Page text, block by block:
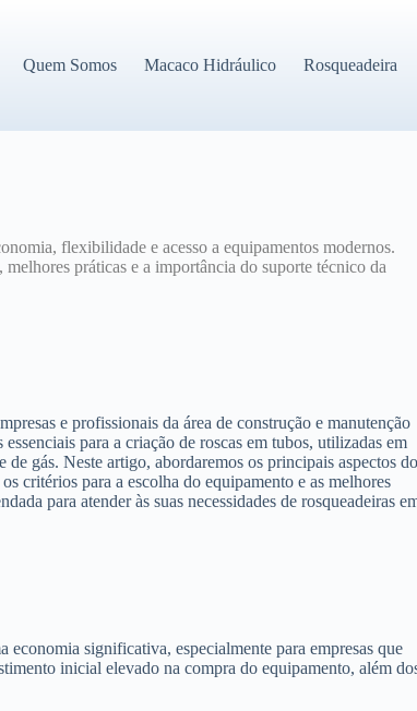
Quem Somos Macaco Hidráulico Rosqueadeira
flexibilidade e acesso a equipamentos modernos.
práticas e a importância do suporte técnico da
e profissionais da área de construção e manutenção
para a criação de roscas em tubos, utilizadas em
gás. Neste artigo, abordaremos os principais aspectos
critérios para a escolha do equipamento e as melhores
para atender às suas necessidades de rosqueadeiras
significativa, especialmente para empresas que
inicial elevado na compra do equipamento, além